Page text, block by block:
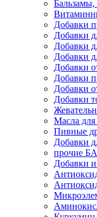
Добавки
Добавки
Добавки
Добавки
Добавки
Добавки
Добавки
Добавки
Масла
Пивные
Добавки
прочие
Добавки